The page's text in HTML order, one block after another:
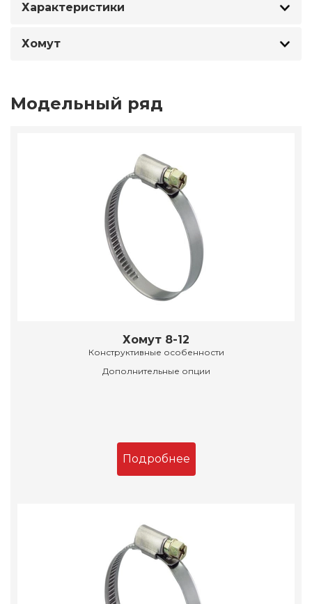
Характеристики
Хомут
Модельный ряд
Хомут 8-12
Конструктивные особенности
Дополнительные опции
Подробнее